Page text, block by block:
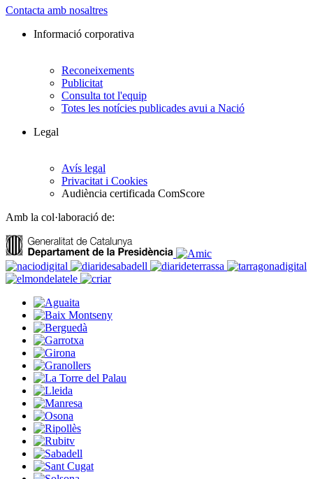
Contacta amb nosaltres
Informació corporativa
Reconeixements
Publicitat
Consulta tot l'equip
Totes les notícies publicades avui a Nació
Legal
Avís legal
Privacitat i Cookies
Audiència certificada ComScore
Amb la col·laboració de: